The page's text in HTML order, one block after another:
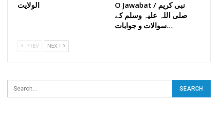
الولایت
O Jawabat / نبی کریم
صلی اللہ علیہ وسلم کے
سوالات و جوابات…
PREV NEXT